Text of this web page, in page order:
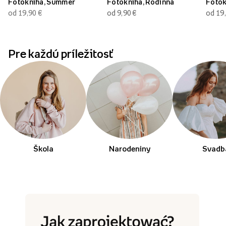
Fotokniha, Summer
od 19,90 €
Fotokniha, Rodinná
od 9,90 €
od
Pre každú príležitosť
Škola Narodeniny